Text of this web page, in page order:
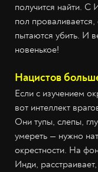
получится найти. С
пол
пытаются убить. И
новенькое!
Нацистов
Если с изучением
вот интеллект
Они тупы, слепы,
умереть — нужно
окрестности. На
Инди,